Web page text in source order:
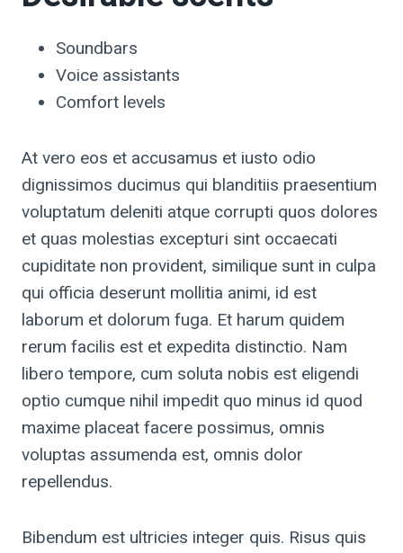
Soundbars
Voice assistants
Comfort levels
At vero eos et accusamus et iusto odio
dignissimos ducimus qui blanditiis praesentium
voluptatum deleniti atque corrupti quos dolores
et quas molestias excepturi sint occaecati
cupiditate non provident, similique sunt in culpa
qui officia deserunt mollitia animi, id est
laborum et dolorum fuga. Et harum quidem
rerum facilis est et expedita distinctio. Nam
libero tempore, cum soluta nobis est eligendi
optio cumque nihil impedit quo minus id quod
maxime placeat facere possimus, omnis
voluptas assumenda est, omnis dolor
repellendus.
Bibendum est ultricies integer quis. Risus quis